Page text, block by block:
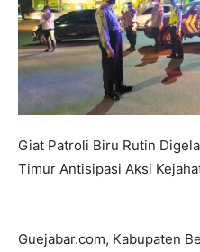
Giat Patroli Biru Rutin
Timur Antisipasi Aksi
Guejabar.com, Kabupaten